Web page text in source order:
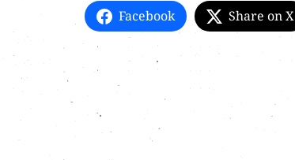
Facebook Share on X